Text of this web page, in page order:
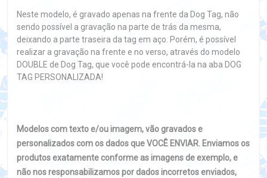
Neste modelo, é gravado apenas na frente da Dog Tag, não
sendo possível a gravação na parte de trás da mesma,
deixando a parte traseira da tag em aço. Porém, é possível
realizar a gravação na frente e no verso, através do modelo
DOUBLE de Dog Tag, que você pode encontrá-la na aba DOG
TAG PERSONALIZADA!
Modelos com texto e/ou imagem, vão gravados e
personalizados com os dados que VOCÊ ENVIAR. Enviamos os
produtos exatamente conforme as imagens de exemplo, e
não nos responsabilizamos por dados incorretos enviados,